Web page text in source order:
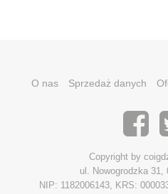
O nas Sprzedaż danych
Copyright by
ul. Nowogrodzka 31,
NIP: 1182006143, KRS: